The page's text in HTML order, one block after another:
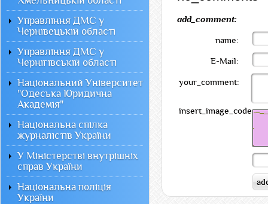
add_comment:
name:
E-Mail:
your_comment:
insert_image_code:
Управління ДМС у
Чернівецькій області
Управління ДМС у
Чернігівській області
Національний Університет
"Одеська Юридична
Академія"
Національна спілка
журналістів України
У Міністерстві внутрішніх
справ України
Національна поліція
України